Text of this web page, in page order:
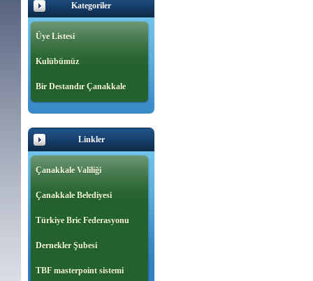
Kategoriler
Üye Listesi
Kulübümüz
Bir Destandır Çanakkale
Linkler
Çanakkale Valiliği
Çanakkale Belediyesi
Türkiye Bric Federasyonu
Dernekler Şubesi
TBF masterpoint sistemi